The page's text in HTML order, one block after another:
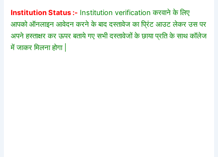
Institution Status :- Institution verification करवाने के लिए
आपको ऑनलाइन आवेदन करने के बाद दस्तावेज का प्रिंट आउट लेकर उस पर
अपने हस्ताक्षर कर ऊपर बताये गए सभी दस्तावेजों के छाया प्रति के साथ कॉलेज
में जाकर मिलना होगा |